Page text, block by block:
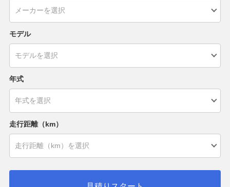
モデル
年式
走行距離（km）